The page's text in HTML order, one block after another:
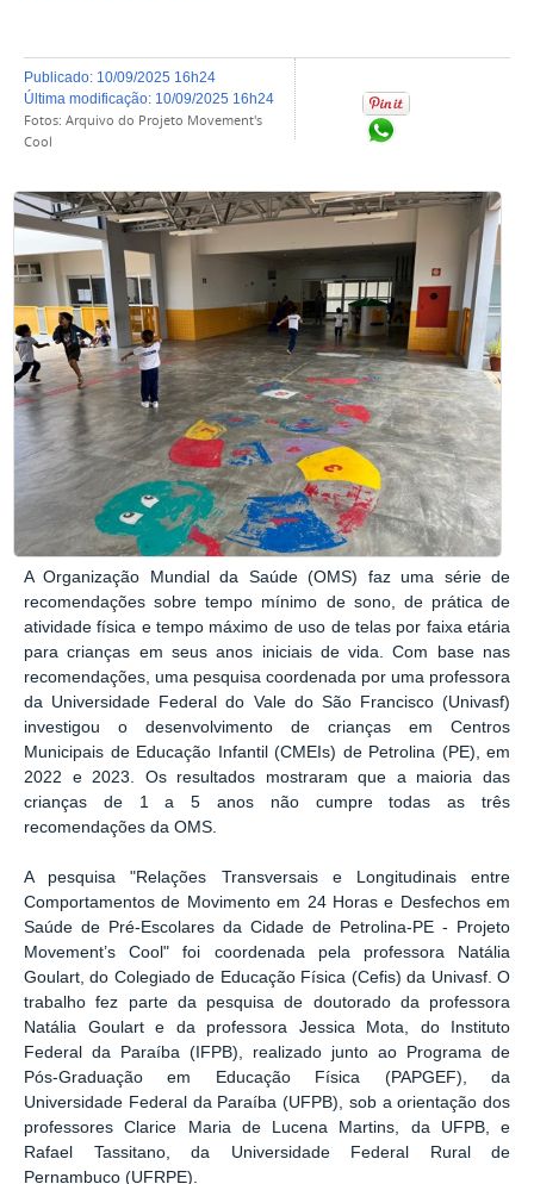
publicado: 10/09/2025 16h24
última modificação: 10/09/2025 16h24
Fotos: Arquivo do Projeto Movement's
Cool
A Organização Mundial da Saúde (OMS) faz uma série de
recomendações sobre tempo mínimo de sono, de prática de
atividade física e tempo máximo de uso de telas por faixa etária
para crianças em seus anos iniciais de vida. Com base nas
recomendações, uma pesquisa coordenada por uma professora
da Universidade Federal do Vale do São Francisco (Univasf)
investigou o desenvolvimento de crianças em Centros
Municipais de Educação Infantil (CMEIs) de Petrolina (PE), em
2022 e 2023. Os resultados mostraram que a maioria das
crianças de 1 a 5 anos não cumpre todas as três
recomendações da OMS.
A pesquisa "Relações Transversais e Longitudinais entre
Comportamentos de Movimento em 24 Horas e Desfechos em
Saúde de Pré-Escolares da Cidade de Petrolina-PE - Projeto
Movement’s Cool" foi coordenada pela professora Natália
Goulart, do Colegiado de Educação Física (Cefis) da Univasf. O
trabalho fez parte da pesquisa de doutorado da professora
Natália Goulart e da professora Jessica Mota, do Instituto
Federal da Paraíba (IFPB), realizado junto ao Programa de
Pós-Graduação em Educação Física (PAPGEF), da
Universidade Federal da Paraíba (UFPB), sob a orientação dos
professores Clarice Maria de Lucena Martins, da UFPB, e
Rafael Tassitano, da Universidade Federal Rural de
Pernambuco (UFRPE).